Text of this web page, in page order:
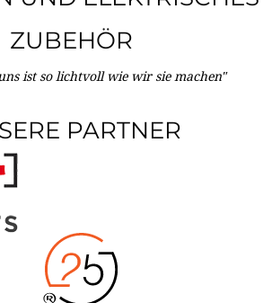
ZUBEHÖR
ist so lichtvoll wie wir sie machen"
PARTNER